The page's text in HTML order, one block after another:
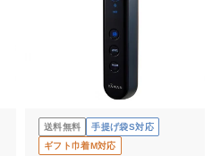
送料無料
手提げ袋S対応
ギフト巾着M対応